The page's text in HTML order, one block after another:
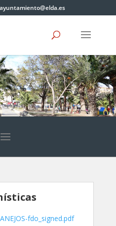
ayuntamiento@elda.es
fdo_signed.pdf